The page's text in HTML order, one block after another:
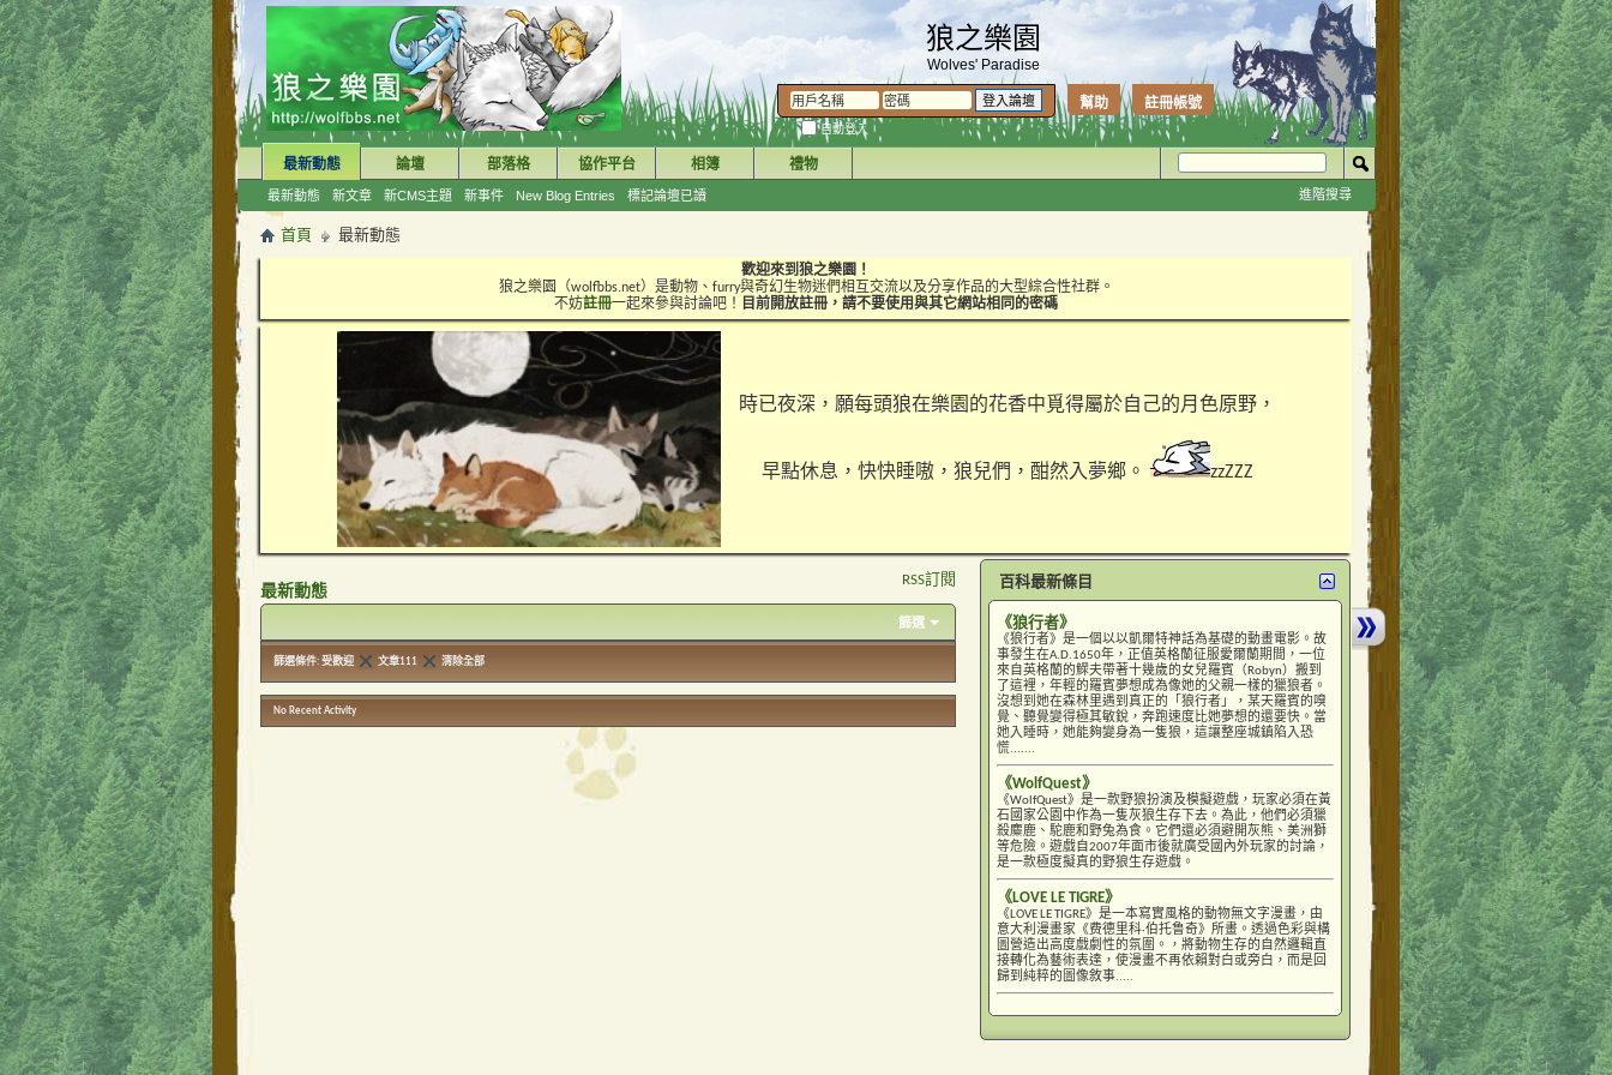
狼之樂園
Wolves' Paradise
註冊帳號
幫助
自動登入
最新動態
最新動態 新文章 新CMS主題 新事件 New Blog Entries 標記論壇已讀
論壇 部落格 協作平台 相簿 禮物
進階搜尋
首頁 最新動態
歡迎來到狼之樂園！
狼之樂園（wolfbbs.net）是動物、furry與奇幻生物迷們相互交流以及分享作品的大型綜合性社群。
不妨註冊一起來參與討論吧！ 目前開放註冊，請不要使用與其它網站相同的密碼
時已夜深，願每頭狼在樂園的花香中覓得屬於自己的月色原野，
早點休息，快快睡嗷，狼兒們，酣然入夢鄉。 zzZZZ
最新動態
RSS訂閱
篩選
篩選條件: 受歡迎 文章111 清除全部
No Recent Activity
百科最新條目
《狼行者》
《狼行者》是一個以以凱爾特神話為基礎的動畫電影。故
事發生在A.D.1650年，正值英格蘭征服愛爾蘭期間，一位
來自英格蘭的鰥夫帶著十幾歲的女兒羅賓（Robyn）搬到
了這裡，年輕的羅賓夢想成為像她的父親一樣的獵狼者。
沒想到她在森林里遇到真正的「狼行者」，某天羅賓的嗅
覺、聽覺變得極其敏銳，奔跑速度比她夢想的還要快。當
她入睡時，她能夠變身為一隻狼，這讓整座城鎮陷入恐
慌.......
《WolfQuest》
《WolfQuest》是一款野狼扮演及模擬遊戲，玩家必須在黃
石國家公園中作為一隻灰狼生存下去。為此，他們必須獵
殺麋鹿、駝鹿和野兔為食。它們還必須避開灰熊、美洲獅
等危險。遊戲自2007年面市後就廣受國內外玩家的討論，
是一款極度擬真的野狼生存遊戲。
《LOVE LE TIGRE》
《LOVE LE TIGRE》是一本寫實風格的動物無文字漫畫，由
意大利漫畫家《费德里科·伯托鲁奇》所畫。透過色彩與構
圖營造出高度戲劇性的氛圍。，將動物生存的自然邏輯直
接轉化為藝術表達，使漫畫不再依賴對白或旁白，而是回
歸到純粹的圖像敘事.....